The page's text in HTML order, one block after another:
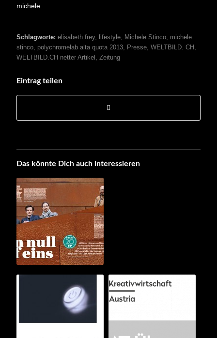
michele
Schlagworte: elisabeth frey, lifestyle, Michele Stinco,
michele
stinco, polychromelab alta quota 2013, Presse, WELTBILD. CH
WELTBILD.CH netter Artikel
Zeitung
Eintrag teilen
Das könnte Dich auch interessieren